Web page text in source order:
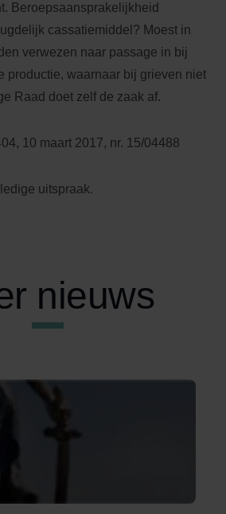
Beroepsaansprakelijkheid
cassatiemiddel? Moest in
verwezen naar passage in bij
productie, waarnaar bij grieven niet
Raad doet zelf de zaak af.
10 maart 2017, nr. 15/04488
uitspraak.
nieuws